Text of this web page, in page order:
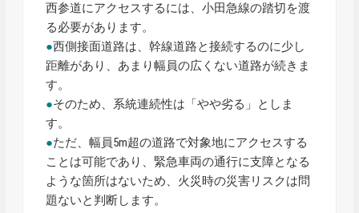
西参道にアクセスするには、小田急線の踏切を渡
る必要があります。
●西側接面道路は、幹線道路と接続するのに少し
距離があり、あまり幅員の広くない道路が続きま
す。
●そのため、系統連続性は「やや劣る」としま
す。
●ただ、幅員5m超の道路で対象地にアクセスする
ことは可能であり、緊急車両の通行に支障となる
ような箇所はないため、火災時の災害リスクは問
題ないと判断します。